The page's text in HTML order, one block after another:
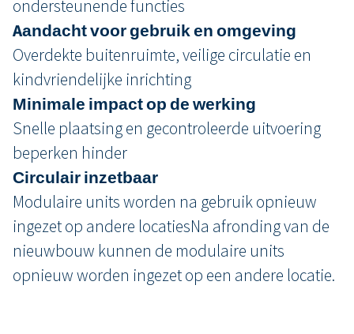
ondersteunende functies
Aandacht voor gebruik en omgeving
Overdekte buitenruimte, veilige circulatie en
kindvriendelijke inrichting
Minimale impact op de werking
Snelle plaatsing en gecontroleerde uitvoering
beperken hinder
Circulair inzetbaar
Modulaire units worden na gebruik opnieuw
ingezet op andere locatiesNa afronding van de
nieuwbouw kunnen de modulaire units
opnieuw worden ingezet op een andere locatie.